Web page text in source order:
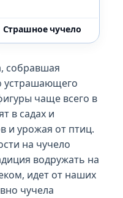
Страшное чучело
собравшая
устрашающего
чаще всего в
в садах и
и урожая от птиц.
на чучело
водружать на
идет от наших
чучела